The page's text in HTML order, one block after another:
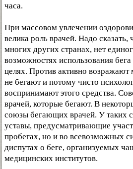
часа.
При массовом увлечении
велика роль врачей. Надо
многих других странах, нет
возможностях использования бега
целях. Против активно возражают
не бегают и потому чисто
воспринимают этого средства.
врачей, которые бегают. В
союзы бегающих врачей. У таких
уставы, предусматривающие
пробегах, но и во всевозможных
диспутах о беге, организуемых
медицинских институтов.